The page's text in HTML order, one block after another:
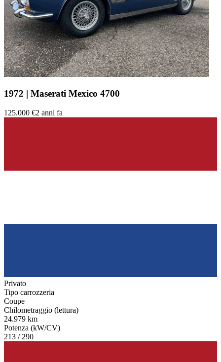
1972 | Maserati Mexico 4700
125.000 €2 anni fa
Privato
Tipo carrozzeria
Coupe
Chilometraggio (lettura)
24.979 km
Potenza (kW/CV)
213 / 290